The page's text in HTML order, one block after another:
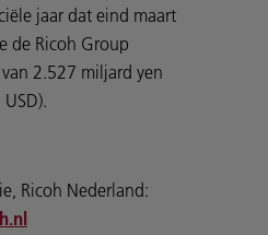
jaar dat eind maart
de Ricoh Group
2.527 miljard yen
Ricoh Nederland: